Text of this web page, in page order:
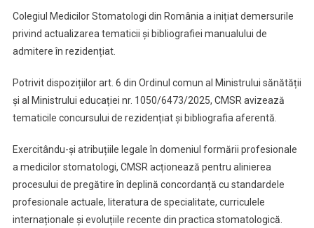
Colegiul Medicilor Stomatologi din România a inițiat demersurile
privind actualizarea tematicii și bibliografiei manualului de
admitere în rezidențiat.
Potrivit dispozițiilor art. 6 din Ordinul comun al Ministrului sănătății
și al Ministrului educației nr. 1050/6473/2025, CMSR avizează
tematicile concursului de rezidențiat și bibliografia aferentă.
Exercitându-și atribuțiile legale în domeniul formării profesionale
a medicilor stomatologi, CMSR acționează pentru alinierea
procesului de pregătire în deplină concordanță cu standardele
profesionale actuale, literatura de specialitate, curriculele
internaționale și evoluțiile recente din practica stomatologică.